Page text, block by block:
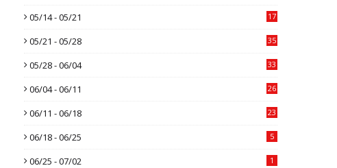
05/14 - 05/21 17
05/21 - 05/28 35
05/28 - 06/04 33
06/04 - 06/11 26
06/11 - 06/18 23
06/18 - 06/25 5
06/25 - 07/02 1